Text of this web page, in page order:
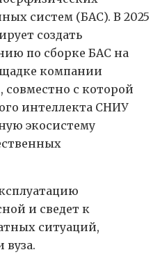
систем (БАС). В 2025
создать
по сборке БАС на
компании
с которой
интеллекта СНИУ
экосистему
и сведет к
ситуаций,
вуза.